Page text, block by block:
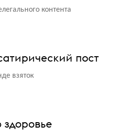
контента
пост
взяток